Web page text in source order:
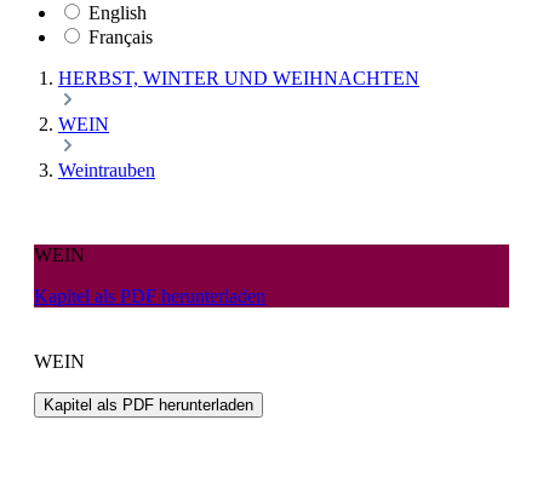
English
Français
HERBST, WINTER UND WEIHNACHTEN
WEIN
Weintrauben
WEIN
Kapitel als PDF herunterladen
WEIN
Kapitel als PDF herunterladen